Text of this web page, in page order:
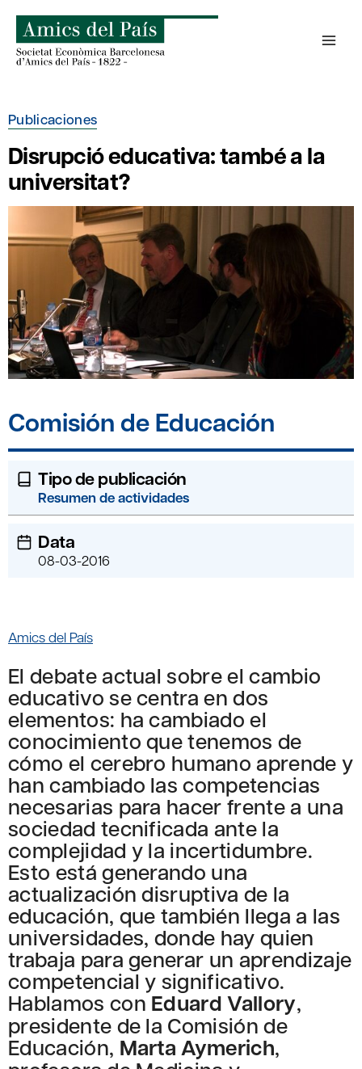
contenido
Publicaciones
Disrupció educativa: també a la
universitat?
Comisión de Educación
Tipo de publicación
Resumen de actividades
Data
08-03-2016
Amics del País
El debate actual sobre el cambio
educativo se centra en dos
elementos: ha cambiado el
conocimiento que tenemos de
cómo el cerebro humano aprende y
han cambiado las competencias
necesarias para hacer frente a una
sociedad tecnificada ante la
complejidad y la incertidumbre.
Esto está generando una
actualización disruptiva de la
educación, que también llega a las
universidades, donde hay quien
trabaja para generar un aprendizaje
competencial y significativo.
Hablamos conEduard Vallory,
presidente de la Comisión de
Educación, Marta Aymerich,